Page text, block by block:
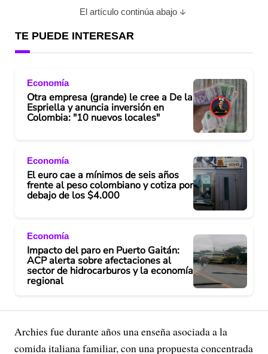
El artículo continúa abajo
TE PUEDE INTERESAR
Economía
Otra empresa (grande) le cree a De la
Espriella y anuncia inversión en
Colombia: "10 nuevos locales"
Economía
El euro cae a mínimos de seis años
frente al peso colombiano y cotiza por
debajo de los $4.000
Economía
Impacto del paro en Puerto Gaitán:
ACP alerta sobre afectaciones al
sector de hidrocarburos y la economía
regional
Archies fue durante años una enseña asociada a la
comida italiana familiar, con una propuesta concentrada